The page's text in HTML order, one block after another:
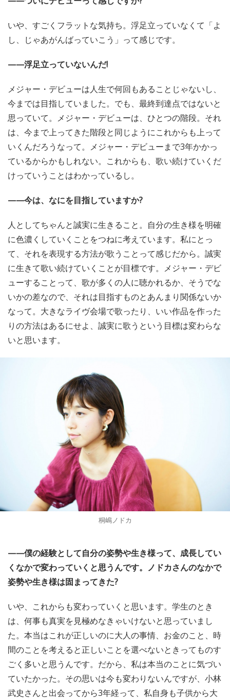
いや、すごくフラットな気持ち。浮足立っていなくて「よ
し、じゃあがんばっていこう」って感じです。
——浮足立っていないんだ!
メジャー・デビューは人生で何回もあることじゃないし、
今までは目指していました。でも、最終到達点ではないと
思っていて。メジャー・デビューは、ひとつの階段。それ
は、今まで上ってきた階段と同じようにこれからも上って
いくんだろうなって。メジャー・デビューまで3年かかっ
ているからかもしれない。これからも、歌い続けていくだ
けっていうことはわかっているし。
——今は、なにを目指していますか?
人としてちゃんと誠実に生きること。自分の生き様を明確
に色濃くしていくことをつねに考えています。私にとっ
て、それを表現する方法が歌うことって感じだから。誠実
に生きて歌い続けていくことが目標です。メジャー・デビ
ューすることって、歌が多くの人に聴かれるか、そうでな
いかの差なので、それは目指すものとあんまり関係ないか
なって。大きなライヴ会場で歌ったり、いい作品を作った
りの方法はあるにせよ、誠実に歌うという目標は変わらな
いと思います。
桐嶋ノドカ
——僕の経験として自分の姿勢や生き様って、成長してい
くなかで変わっていくと思うんです。ノドカさんのなかで
姿勢や生き様は固まってきた?
いや、これからも変わっていくと思います。学生のとき
は、何事も真実を見極めなきゃいけないと思っていまし
た。本当はこれが正しいのに大人の事情、お金のこと、時
間のことを考えると正しいことを選べないときってものす
ごく多いと思うんです。だから、私は本当のことに気づい
ていたかった。その思いは今も変わりないんですが、小林
武史さんと出会ってから3年経って、私自身も子供から大